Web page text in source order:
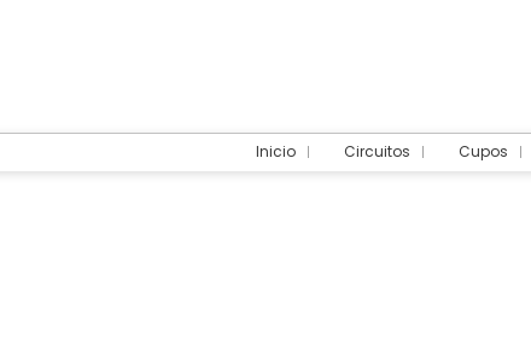
Inicio Circuitos Cupos